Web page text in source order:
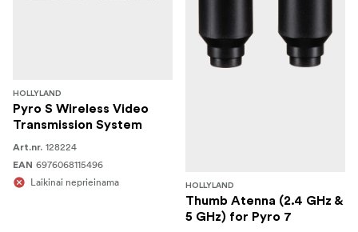
HOLLYLAND
Pyro S Wireless Video
Transmission System
Art.nr. 128224
EAN 6976068115496
Laikinai neprieinama
HOLLYLAND
Thumb Atenna (2.4 GHz &
5 GHz) for Pyro 7